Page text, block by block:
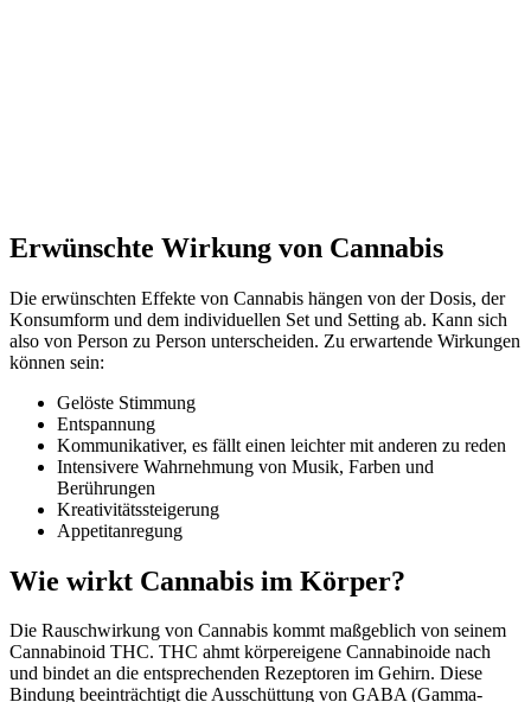
Erwünschte Wirkung von Cannabis
Die erwünschten Effekte von Cannabis hängen von der Dosis, der
Konsumform und dem individuellen Set und Setting ab. Kann sich
also von Person zu Person unterscheiden. Zu erwartende Wirkungen
können sein:
Gelöste Stimmung
Entspannung
Kommunikativer, es fällt einen leichter mit anderen zu reden
Intensivere Wahrnehmung von Musik, Farben und
Berührungen
Kreativitätssteigerung
Appetitanregung
Wie wirkt Cannabis im Körper?
Die Rauschwirkung von Cannabis kommt maßgeblich von seinem
Cannabinoid THC. THC ahmt körpereigene Cannabinoide nach
und bindet an die entsprechenden Rezeptoren im Gehirn. Diese
Bindung beeinträchtigt die Ausschüttung von GABA (Gamma-